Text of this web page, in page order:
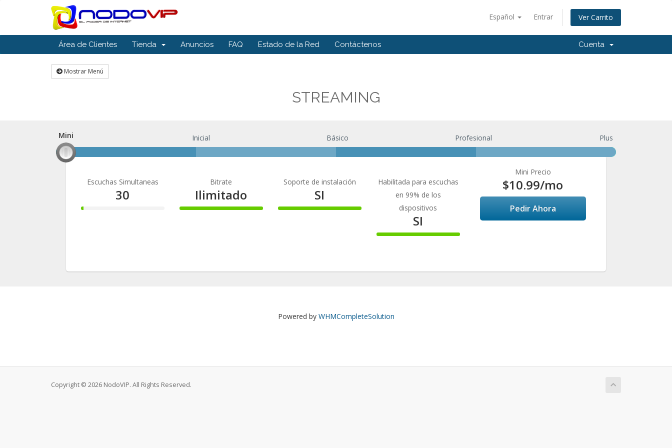
Español Entrar Ver Carrito
Área de Clientes Tienda Anuncios FAQ Estado de la Red Contáctenos Cuenta
Mostrar Menú
STREAMING
Mini
Mini Inicial Básico Profesional Plus
Escuchas Simultaneas
30
3%
Bitrate
Ilimitado
100%
Soporte de instalación
SI
100%
Habilitada para escuchas
en 99% de los
dispositivos
SI
100%
Mini Precio
$10.99/mo
Pedir Ahora
Powered by WHMCompleteSolution
Copyright © 2026 NodoVIP. All Rights Reserved.